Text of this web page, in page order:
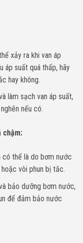
xảy ra khi van áp
áp suất quá thấp, hãy
hay không.
làm sạch van áp suất,
nếu có.
chậm:
có thể là do bơm nước
vòi phun bị tắc.
bảo dưỡng bơm nước,
để đảm bảo nước